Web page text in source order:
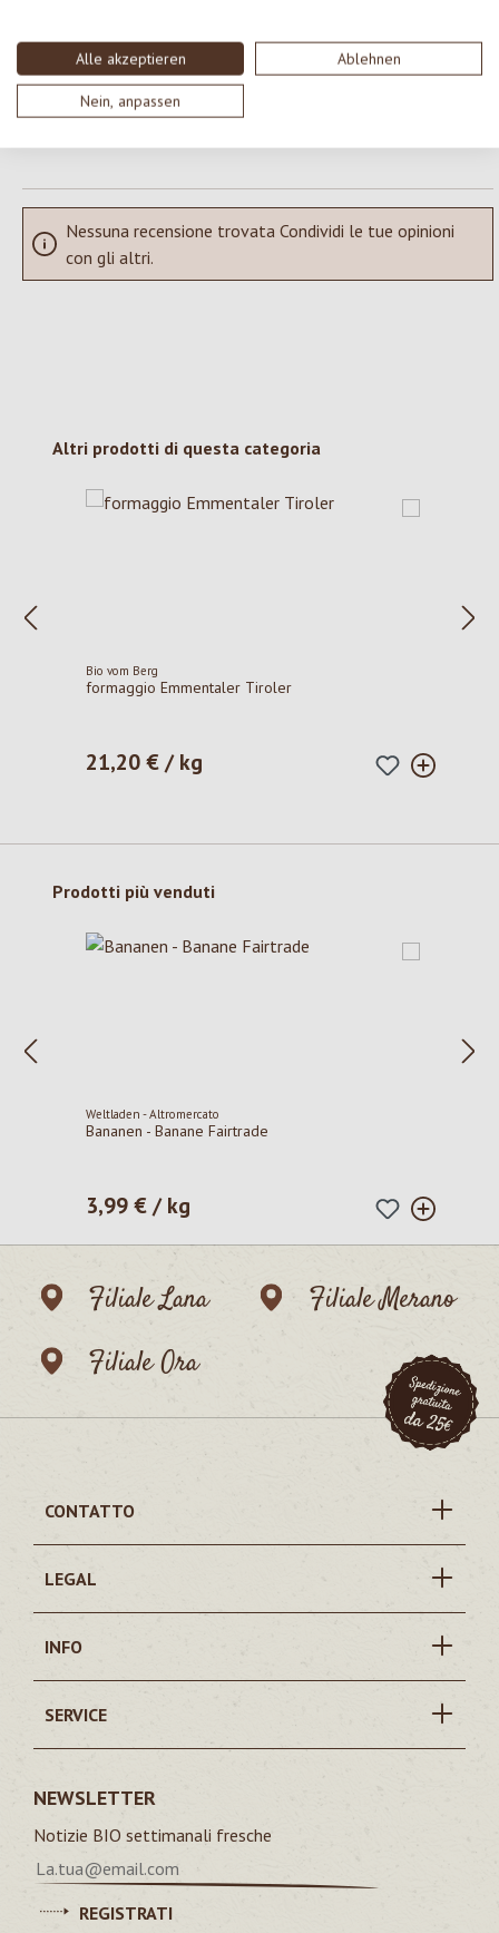
Alle akzeptieren Ablehnen
Nein, anpassen
SCRIVERE UNA RECENSIONE
Nessuna recensione trovata Condividi le tue opinioni
con gli altri.
Salta la galleria dei prodotti
Altri prodotti di questa categoria
Bio vom Berg
formaggio Emmentaler Tiroler
Prezzo normale:
21,20 € / kg
Salta la galleria dei prodotti
Prodotti più venduti
Weltladen - Altromercato
Bananen - Banane Fairtrade
Prezzo normale:
3,99 € / kg
Filiale Lana
Filiale Merano
Filiale Ora
CONTATTO
LEGAL
INFO
SERVICE
NEWSLETTER
Notizie BIO settimanali fresche
REGISTRATI